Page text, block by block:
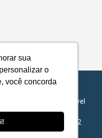
sua
o
você concorda
Transports - Todos os
Acordo de Nível
S.A - 62.422.878/0001-72